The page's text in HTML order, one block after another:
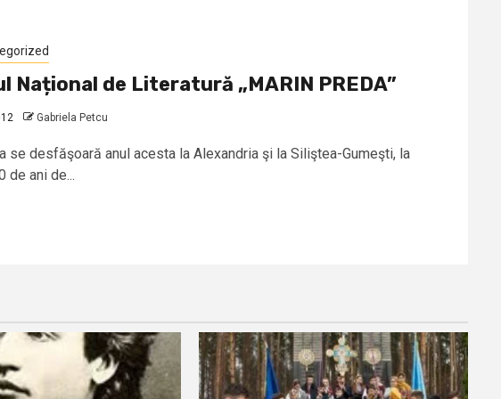
Național de Literatură „MARIN PREDA”
Gabriela Petcu
se desfăşoară anul acesta la Alexandria şi la Siliştea-Gumeşti, la
de ani de...